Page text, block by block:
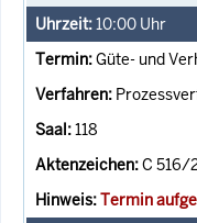
10:00 Uhr
Güte- und
118
C 516/
Termin